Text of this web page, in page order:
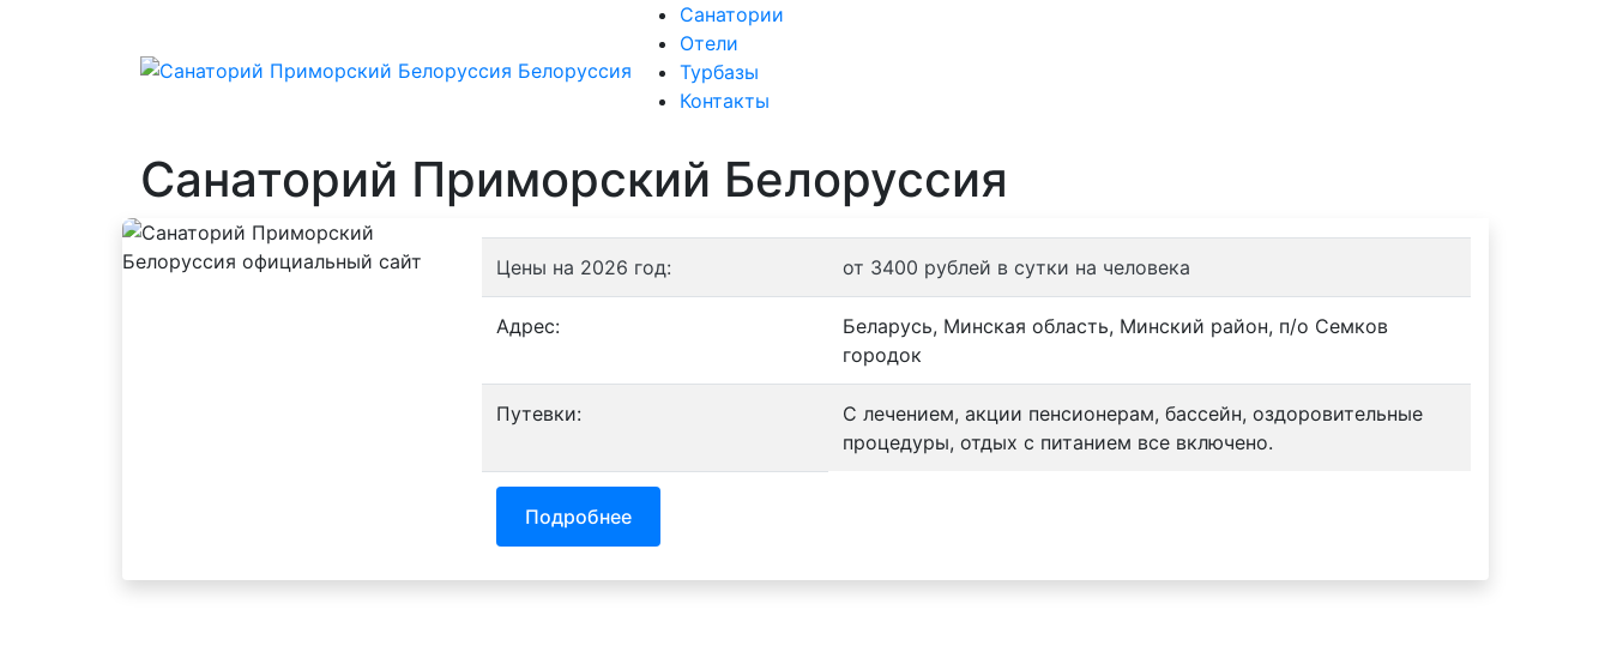
Санатории
Отели
Турбазы
Контакты
Санаторий Приморский Белоруссия
Цены на 2026 год: от 3400 рублей в сутки на человека
Адрес:
Беларусь, Минская область, Минский район, п/о Семков
городок
Путевки:
С лечением, акции пенсионерам, бассейн, оздоровительные
процедуры, отдых с питанием все включено.
Подробнее